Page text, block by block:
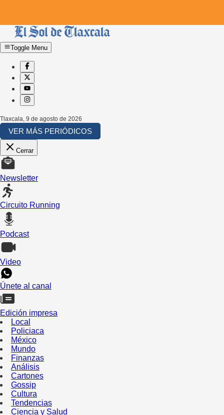
Toggle Menu
Tlaxcala 9 de agosto de 2026
VER MÁS PERIÓDICOS
Cerrar
Newsletter
Circuito Running
Podcast
Video
Únete al canal
Edición impresa
Local
Policiaca
México
Mundo
Finanzas
Análisis
Cartones
Gossip
Cultura
Tendencias
Ciencia y Salud